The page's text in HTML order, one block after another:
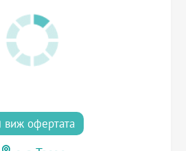
виж офертата